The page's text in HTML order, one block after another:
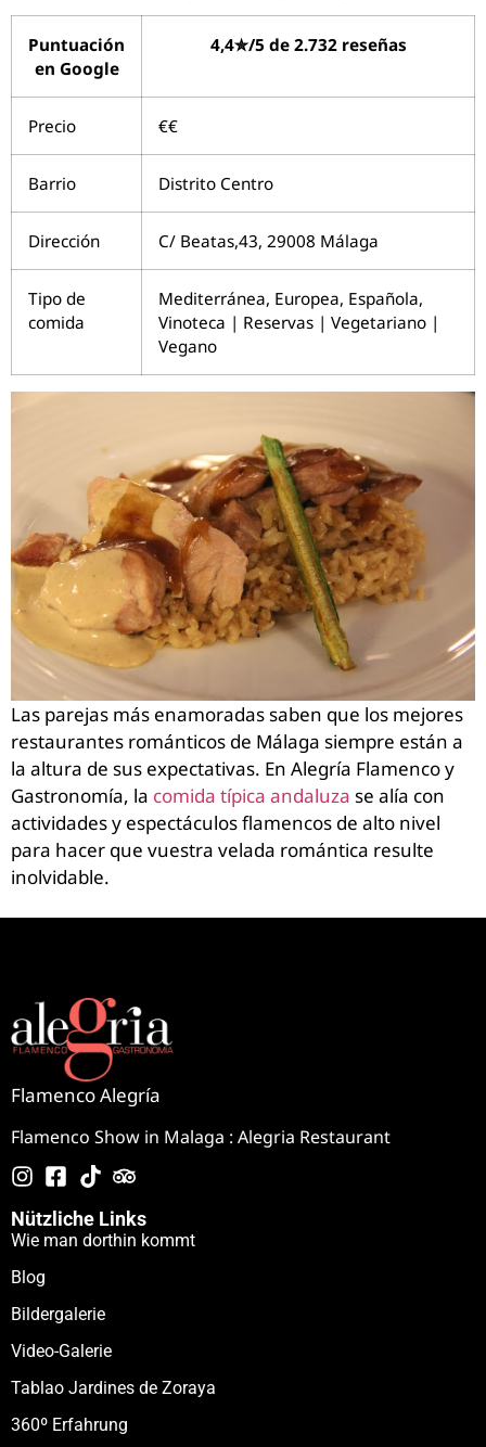
Puntuación
en Google
4,4✮/5 de 2.732 reseñas
Precio €€
Barrio Distrito Centro
Dirección C/ Beatas,43, 29008 Málaga
Tipo de
comida
Mediterránea, Europea, Española,
Vinoteca | Reservas | Vegetariano |
Vegano
Las parejas más enamoradas saben que los mejores
restaurantes románticos de Málaga siempre están a
la altura de sus expectativas. En Alegría Flamenco y
Gastronomía, la comida típica andaluza se alía con
actividades y espectáculos flamencos de alto nivel
para hacer que vuestra velada romántica resulte
inolvidable.
Flamenco Alegría
Flamenco Show in Malaga : Alegria Restaurant
Nützliche Links
Wie man dorthin kommt
Blog
Bildergalerie
Video-Galerie
Tablao Jardines de Zoraya
360º Erfahrung